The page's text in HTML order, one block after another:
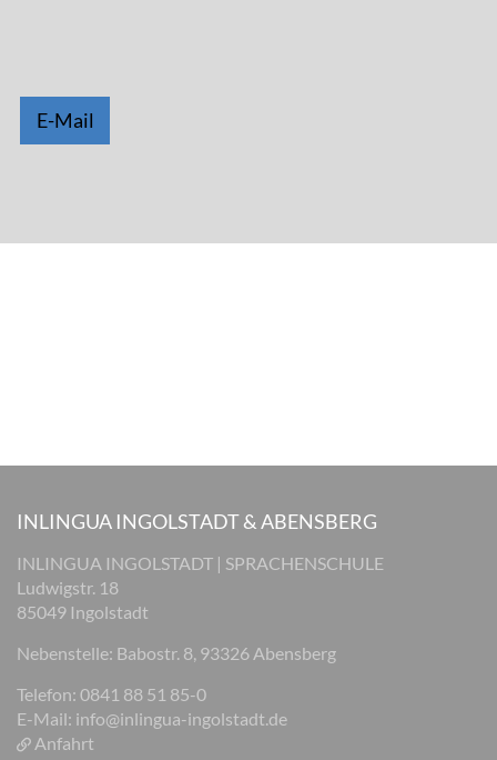
E-Mail
INLINGUA INGOLSTADT & ABENSBERG
INLINGUA INGOLSTADT | SPRACHENSCHULE
Ludwigstr. 18
85049 Ingolstadt
Nebenstelle: Babostr. 8, 93326 Abensberg
Telefon: 0841 88 51 85-0
E-Mail: info@inlingua-ingolstadt.de
Anfahrt